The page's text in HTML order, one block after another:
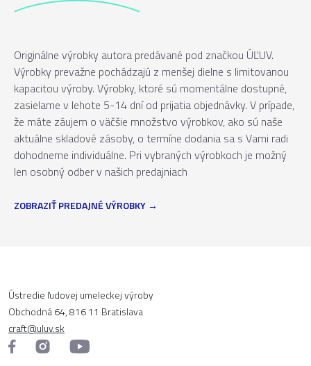
Originálne výrobky autora predávané pod značkou ÚĽUV.
Výrobky prevažne pochádzajú z menšej dielne s limitovanou
kapacitou výroby. Výrobky, ktoré sú momentálne dostupné,
zasielame v lehote 5-14 dní od prijatia objednávky. V prípade,
že máte záujem o väčšie množstvo výrobkov, ako sú naše
aktuálne skladové zásoby, o termíne dodania sa s Vami radi
dohodneme individuálne. Pri vybraných výrobkoch je možný
len osobný odber v našich predajniach
ZOBRAZIŤ PREDAJNÉ VÝROBKY
Ústredie ľudovej umeleckej výroby
Obchodná 64, 816 11 Bratislava
craft@uluv.sk